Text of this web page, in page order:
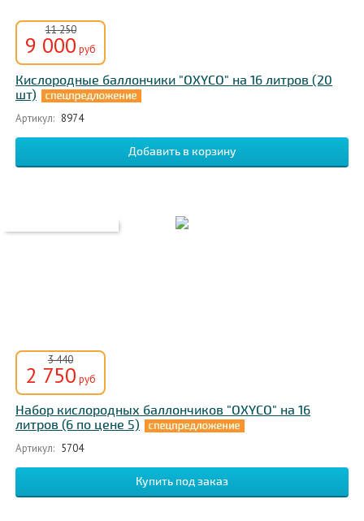
11 250
9 000 руб
Кислородные баллончики "OXYCO" на 16 литров (20
шт)
Артикул: 8974
3 440
2 750 руб
Набор кислородных баллончиков "OXYCO" на 16
литров (6 по цене 5)
Артикул: 5704